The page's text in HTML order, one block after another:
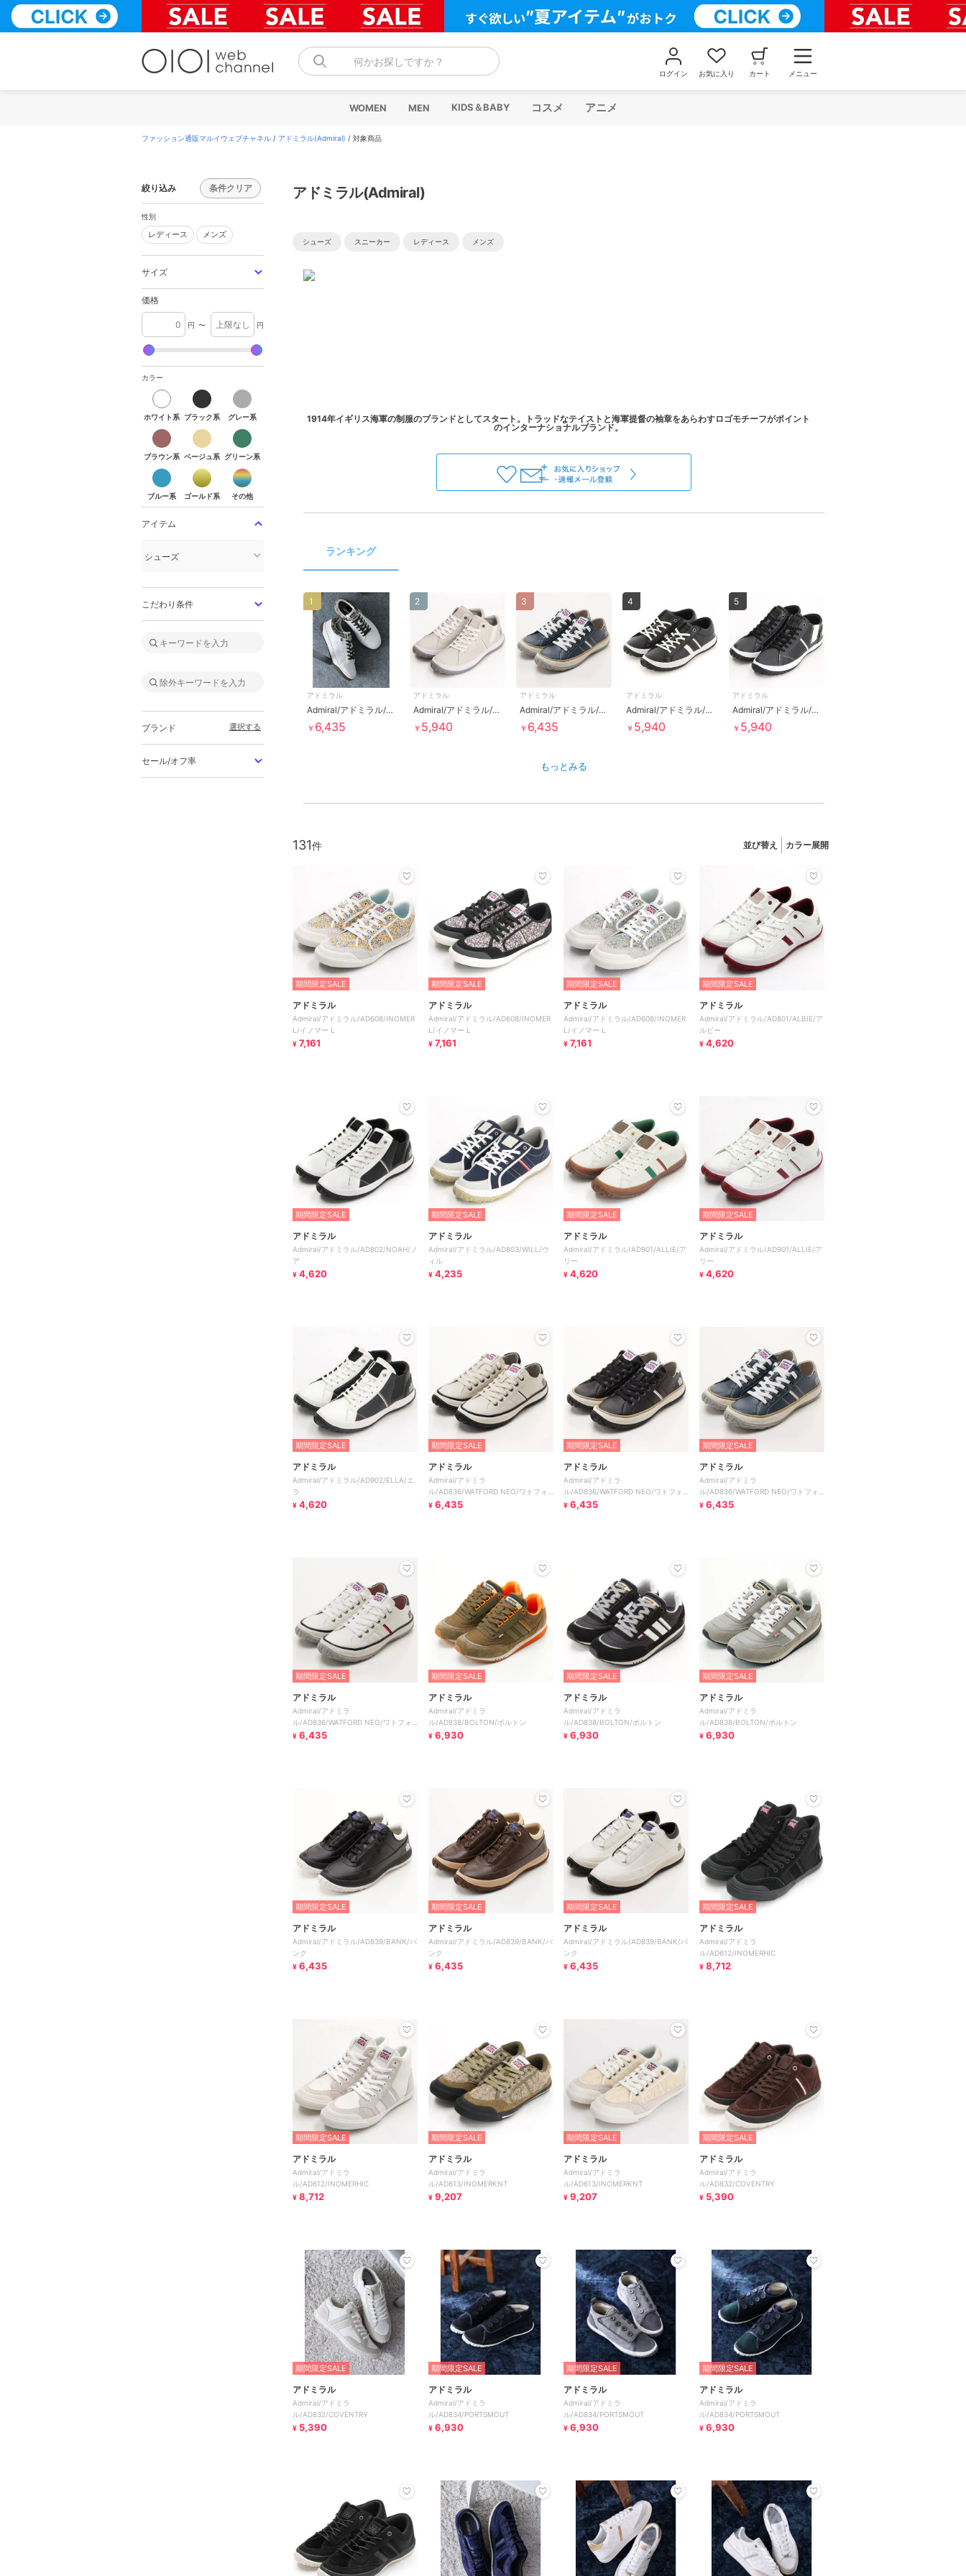
テ
何かお探しですか？
ログイン お気に入り カート メニュー
WOMEN MEN KIDS＆BABY コスメ アニメ
ファッション通販マルイウェブチャネル / アドミラル(Admiral) / 対象商品
絞り込み 条件クリア
性別
レディース
レディース メンズ
メンズ
サイズ
価格
円 〜 円
カラー
ホワイト系
ホワイト系
ブラック系
ブラック系
グレー系
グレー系
ブラウン系
ブラウン系
ベージュ系
ベージュ系
グリーン系
グリーン系
ブルー系
ブルー系
ゴールド系
ゴールド系
その他
その他
アイテム
シューズ
こだわり条件
ブランド 選択する
セール/オフ率
アドミラル(Admiral)
シューズ スニーカー レディース メンズ
1914年イギリス海軍の制服のブランドとしてスタート。トラッドなテイストと海軍提督の袖章をあらわすロゴモチーフがポイント
ランキング
アドミラル
Admiral/アドミラル/AD828/CAMBRIDGE
￥ 6,435
1
アドミラル
Admiral/アドミラル/AD802/NOAH/ノア
￥ 5,940
2
アドミラル
Admiral/アドミラル/AD836/WATFORD NEO/ワトフォード ネオ
￥ 6,435
3
アドミラル
Admiral/アドミラル/AD901/ALLIE/アリー
￥ 5,940
4
アドミラル
Admiral/アドミラル/AD902/ELLA/エラ
￥ 5,940
5
もっとみる
131 並び替え カラー展開
期間限定SALE
アドミラル
Admiral/アドミラル/AD608/INOMER
L/イノマー L
¥ 7,161
期間限定SALE
アドミラル
Admiral/アドミラル/AD608/INOMER
L/イノマー L
¥ 7,161
期間限定SALE
アドミラル
Admiral/アドミラル/AD608/INOMER
L/イノマー L
¥ 7,161
期間限定SALE
アドミラル
Admiral/アドミラル/AD801/ALBIE/ア
ルビー
¥ 4,620
期間限定SALE
アドミラル
Admiral/アドミラル/AD802/NOAH/ノ
ア
¥ 4,620
期間限定SALE
アドミラル
Admiral/アドミラル/AD803/WILL/ウ
ィル
¥ 4,235
期間限定SALE
アドミラル
Admiral/アドミラル/AD901/ALLIE/ア
リー
¥ 4,620
期間限定SALE
アドミラル
Admiral/アドミラル/AD901/ALLIE/ア
リー
¥ 4,620
期間限定SALE
アドミラル
Admiral/アドミラル/AD902/ELLA/エ
ラ
¥ 4,620
期間限定SALE
アドミラル
Admiral/アドミラ
ル/AD836/WATFORD NEO/ワトフォ
ード ネオ
¥ 6,435
期間限定SALE
アドミラル
Admiral/アドミラ
ル/AD836/WATFORD NEO/ワトフォ
ード ネオ
¥ 6,435
期間限定SALE
アドミラル
Admiral/アドミラ
ル/AD836/WATFORD NEO/ワトフォ
ード ネオ
¥ 6,435
期間限定SALE
アドミラル
Admiral/アドミラ
ル/AD836/WATFORD NEO/ワトフォ
ード ネオ
¥ 6,435
期間限定SALE
アドミラル
Admiral/アドミラ
ル/AD838/BOLTON/ボルトン
¥ 6,930
期間限定SALE
アドミラル
Admiral/アドミラ
ル/AD838/BOLTON/ボルトン
¥ 6,930
期間限定SALE
アドミラル
Admiral/アドミラ
ル/AD838/BOLTON/ボルトン
¥ 6,930
期間限定SALE
アドミラル
Admiral/アドミラル/AD839/BANK/バ
ンク
¥ 6,435
期間限定SALE
アドミラル
Admiral/アドミラル/AD839/BANK/バ
ンク
¥ 6,435
期間限定SALE
アドミラル
Admiral/アドミラル/AD839/BANK/バ
ンク
¥ 6,435
期間限定SALE
アドミラル
Admiral/アドミラ
ル/AD612/INOMERHIC
¥ 8,712
期間限定SALE
アドミラル
Admiral/アドミラ
ル/AD612/INOMERHIC
¥ 8,712
期間限定SALE
アドミラル
Admiral/アドミラ
ル/AD613/INOMERKNT
¥ 9,207
期間限定SALE
アドミラル
Admiral/アドミラ
ル/AD613/INOMERKNT
¥ 9,207
期間限定SALE
アドミラル
Admiral/アドミラ
ル/AD832/COVENTRY
¥ 5,390
期間限定SALE
アドミラル
Admiral/アドミラ
ル/AD832/COVENTRY
¥ 5,390
期間限定SALE
アドミラル
Admiral/アドミラ
ル/AD834/PORTSMOUT
¥ 6,930
期間限定SALE
アドミラル
Admiral/アドミラ
ル/AD834/PORTSMOUT
¥ 6,930
期間限定SALE
アドミラル
Admiral/アドミラ
ル/AD834/PORTSMOUT
¥ 6,930